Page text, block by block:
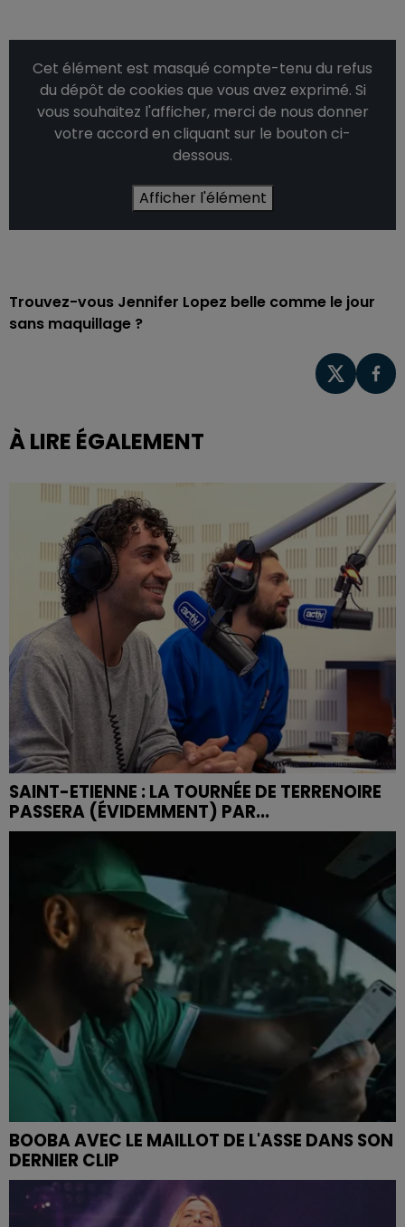
Cet élément est masqué compte-tenu du refus
du dépôt de cookies que vous avez exprimé. Si
vous souhaitez l'afficher, merci de nous donner
votre accord en cliquant sur le bouton ci-
dessous.
Afficher l'élément
Trouvez-vous Jennifer Lopez belle comme le jour
sans maquillage ?
À LIRE ÉGALEMENT
SAINT-ETIENNE : LA TOURNÉE DE TERRENOIRE
PASSERA (ÉVIDEMMENT) PAR...
BOOBA AVEC LE MAILLOT DE L'ASSE DANS SON
DERNIER CLIP